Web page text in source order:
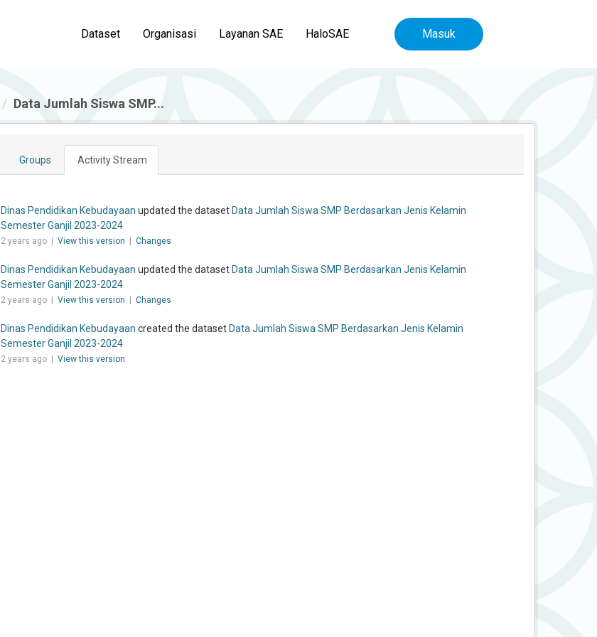
Dataset Organisasi Layanan SAE HaloSAE Masuk
Data Jumlah Siswa SMP...
Groups Activity Stream
Dinas Pendidikan Kebudayaan updated the dataset Data Jumlah Siswa SMP Berdasarkan Jenis Kelamin
Semester Ganjil 2023-2024
2 years ago | View this version Changes
Dinas Pendidikan Kebudayaan updated the dataset Data Jumlah Siswa SMP Berdasarkan Jenis Kelamin
Semester Ganjil 2023-2024
2 years ago | View this version Changes
Dinas Pendidikan Kebudayaan created the dataset Data Jumlah Siswa SMP Berdasarkan Jenis Kelamin
Semester Ganjil 2023-2024
2 years ago | View this version